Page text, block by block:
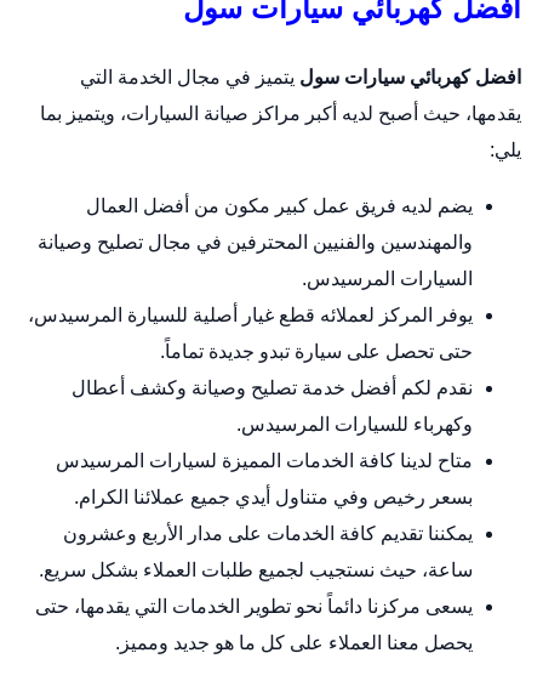
افضل كهربائي سيارات سول
افضل كهربائي سيارات سول يتميز في مجال الخدمة التي
يقدمها، حيث أصبح لديه أكبر مراكز صيانة السيارات، ويتميز بما
يلي:
يضم لديه فريق عمل كبير مكون من أفضل العمال
والمهندسين والفنيين المحترفين في مجال تصليح وصيانة
السيارات المرسيدس.
يوفر المركز لعملائه قطع غيار أصلية للسيارة المرسيدس،
حتى تحصل على سيارة تبدو جديدة تماماً.
نقدم لكم أفضل خدمة تصليح وصيانة وكشف أعطال
وكهرباء للسيارات المرسيدس.
متاح لدينا كافة الخدمات المميزة لسيارات المرسيدس
بسعر رخيص وفي متناول أيدي جميع عملائنا الكرام.
يمكننا تقديم كافة الخدمات على مدار الأربع وعشرون
ساعة، حيث نستجيب لجميع طلبات العملاء بشكل سريع.
يسعى مركزنا دائماً نحو تطوير الخدمات التي يقدمها، حتى
يحصل معنا العملاء على كل ما هو جديد ومميز.